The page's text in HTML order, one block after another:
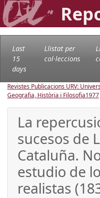
Last
15
days
Llistat per
col·leccions
Revistes Publicacions URV:
Geografia, Història i Filosofia1977
La
sucesos de
Cataluña.
estudio de
realistas